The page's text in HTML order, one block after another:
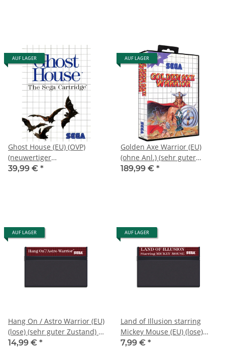
AUF LAGER
Ghost House (EU) (OVP)
(neuwertiger
Sammlerzustand) - Sega
39,99 € *
AUF LAGER
Golden Axe Warrior (EU)
(ohne Anl.) (sehr guter
Zustand) - Sega Master
189,99 € *
AUF LAGER
Hang On / Astro Warrior (EU)
(lose) (sehr guter Zustand) -
Sega Master System
14,99 € *
AUF LAGER
Land of Illusion starring
Mickey Mouse (EU) (lose)
(gebraucht) - Sega Master
7,99 € *